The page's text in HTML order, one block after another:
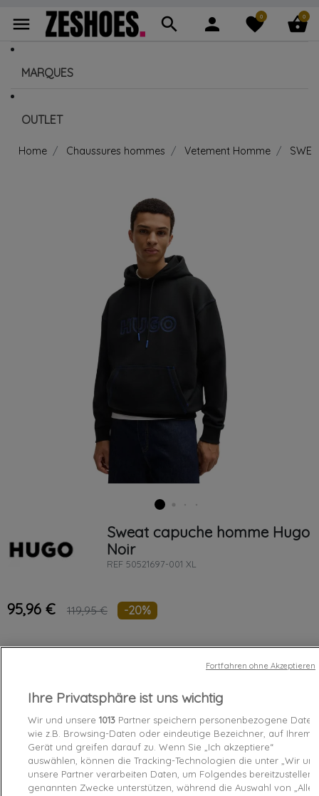
menu search person favorite
0 shopping_basket
0
MARQUES
OUTLET
Home Chaussures hommes Vetement Homme
Sweat capuche homme Hugo
Noir
REF 50521697-001 XL
95,96 € 119,95 € -20%
Chez vousentre lesamedi 08/08/26et lelundi 10/08/26
Last items in stock
Ihre Privatsphäre ist uns wichtig
Wir und unsere 1013Partner speichern personenbezogene Daten,
wie z.B. Browsing-Daten oder eindeutige Bezeichner, auf Ihrem
Gerät und greifen darauf zu. Wenn Sie „Ich akzeptiere“
auswählen, können die Tracking-Technologien die unter „Wir und
unsere Partner verarbeiten Daten, um Folgendes bereitzustellen“
genannten Zwecke unterstützen, während die Auswahl von „Alle
Fortfahren ohne Akzeptieren